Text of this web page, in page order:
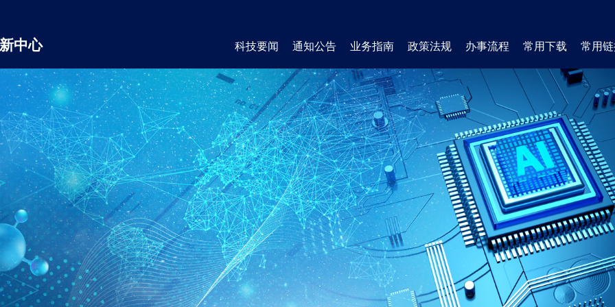
中心 科技要闻 通知公告 业务指南 政策法规 办事流程 常用下载 常用